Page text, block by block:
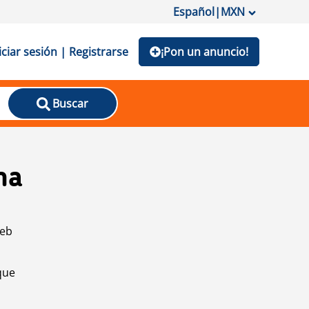
Español|MXN
sesión | Registrarse ¡Pon un anuncio!
Buscar